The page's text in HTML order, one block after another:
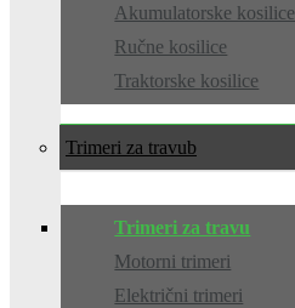
Akumulatorske kosilice
Ručne kosilice
Traktorske kosilice
Trimeri za travu
Trimeri za travu
Motorni trimeri
Električni trimeri